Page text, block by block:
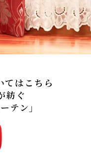
てはこちら
紡ぐ
テン」